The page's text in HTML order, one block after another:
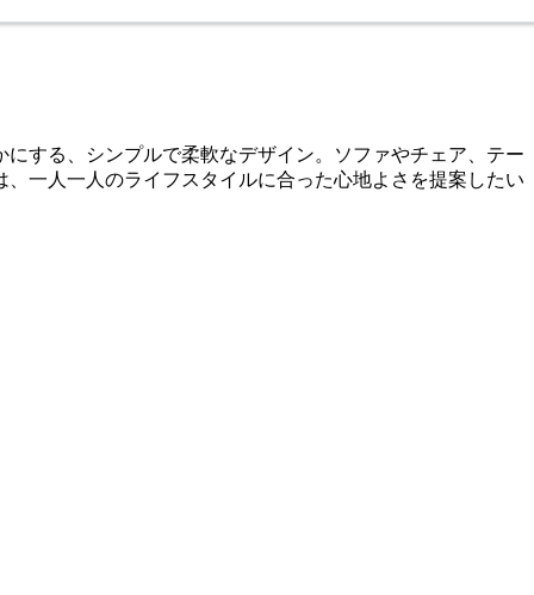
する、シンプルで柔軟なデザイン。ソファやチェア、テー
一人一人のライフスタイルに合った心地よさを提案したい